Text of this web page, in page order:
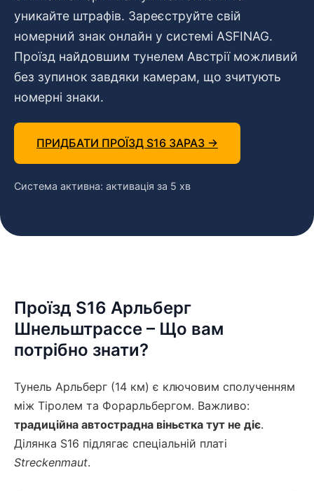
уникайте штрафів. Зареєструйте свій
номерний знак онлайн у системі ASFINAG.
Проїзд найдовшим тунелем Австрії можливий
без зупинок завдяки камерам, що зчитують
номерні знаки.
ПРИДБАТИ ПРОЇЗД S16 ЗАРАЗ →
Система активна: активація за 5 хв
Проїзд S16 Арльберг
Шнельштрассе – Що вам
потрібно знати?
Тунель Арльберг (14 км) є ключовим сполученням
між Тіролем та Форарльбергом. Важливо:
традиційна автострадна віньєтка тут не діє.
Ділянка S16 підлягає спеціальній платі
Streckenmaut.